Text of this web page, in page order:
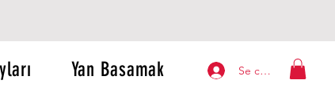
Se connecter
Yan Basamak